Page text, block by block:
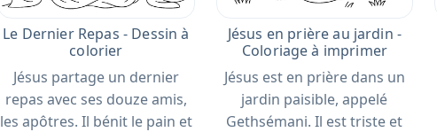
Le Dernier Repas - Dessin à
colorier
Jésus partage un dernier
repas avec ses douze amis,
les apôtres. Il bénit le pain et
Jésus en prière au jardin -
Coloriage à imprimer
Jésus est en prière dans un
jardin paisible, appelé
Gethsémani. Il est triste et